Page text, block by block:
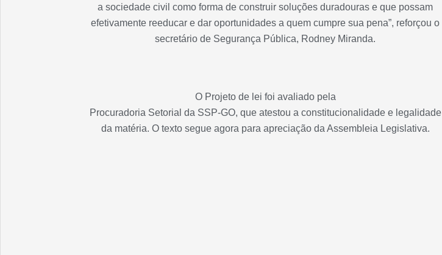
a sociedade civil como forma de construir soluções duradouras e que possam
efetivamente reeducar e dar oportunidades a quem cumpre sua pena”, reforçou o
secretário de Segurança Pública, Rodney Miranda.
O Projeto de lei foi avaliado pela
Procuradoria Setorial da SSP-GO, que atestou a constitucionalidade e legalidade
da matéria. O texto segue agora para apreciação da Assembleia Legislativa.